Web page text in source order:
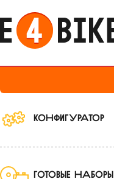
КОНФИГУРАТОР
ГОТОВЫЕ НАБОРЫ